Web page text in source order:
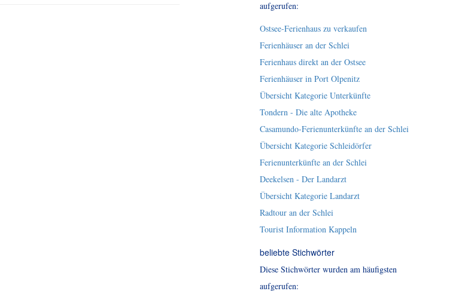
aufgerufen:
Ostsee-Ferienhaus zu verkaufen
Ferienhäuser an der Schlei
Ferienhaus direkt an der Ostsee
Ferienhäuser in Port Olpenitz
Übersicht Kategorie Unterkünfte
Tondern - Die alte Apotheke
Casamundo-Ferienunterkünfte an der Schlei
Übersicht Kategorie Schleidörfer
Ferienunterkünfte an der Schlei
Deekelsen - Der Landarzt
Übersicht Kategorie Landarzt
Radtour an der Schlei
Tourist Information Kappeln
beliebte Stichwörter
Diese Stichwörter wurden am häufigsten
aufgerufen: